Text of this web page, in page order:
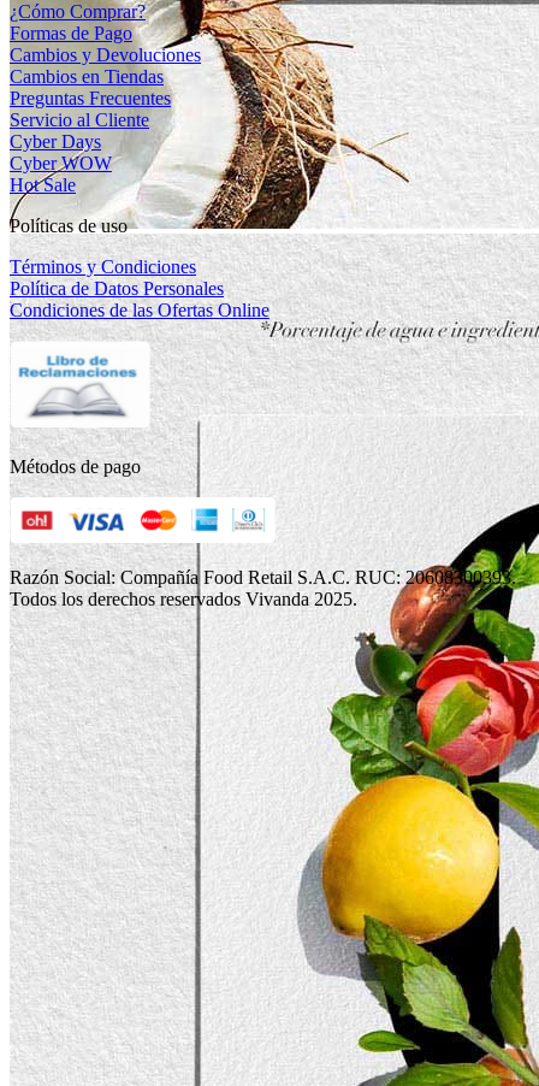
¿Cómo Comprar?
Formas de Pago
Cambios y Devoluciones
Cambios en Tiendas
Preguntas Frecuentes
Servicio al Cliente
Cyber Days
Cyber WOW
Hot Sale
Políticas de uso
Términos y Condiciones
Política de Datos Personales
Condiciones de las Ofertas Online
Métodos de pago
Razón Social: Compañía Food Retail S.A.C. RUC: 20608300393.
Todos los derechos reservados Vivanda 2025.